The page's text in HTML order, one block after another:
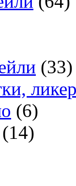
(33)
(6)
(14)